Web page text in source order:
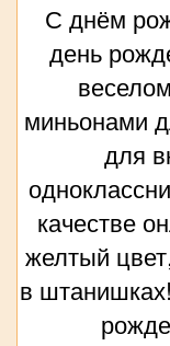
С днём
день
миньонами
для
качестве
желтый
в